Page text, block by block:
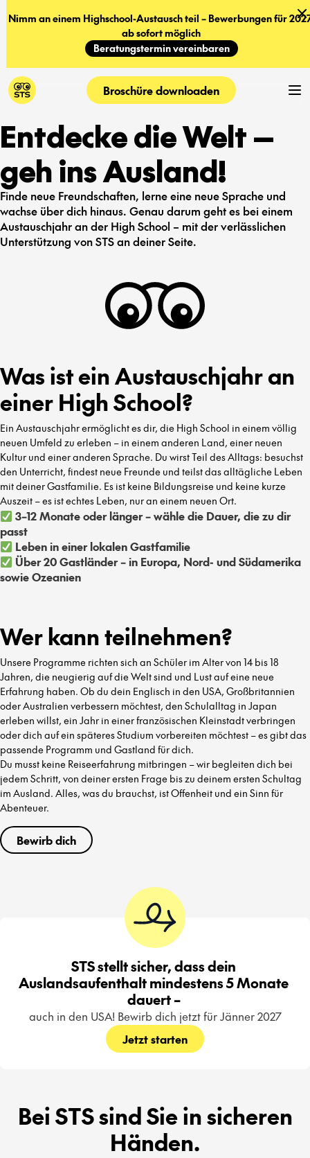
Nimm an einem Highschool-Austausch teil – Bewerbungen für
ab sofort möglich
Beratungstermin vereinbaren
Broschüre downloaden
Entdecke die Welt —
geh ins Ausland!
Finde neue Freundschaften, lerne eine neue Sprache und
wachse über dich hinaus. Genau darum geht es bei einem
Austauschjahr an der High School – mit der verlässlichen
Unterstützung von STS an deiner Seite.
Was ist ein Austauschjahr an
einer High School?
Ein Austauschjahr ermöglicht es dir, die High School in einem völlig
neuen Umfeld zu erleben – in einem anderen Land, einer neuen
Kultur und einer anderen Sprache. Du wirst Teil des Alltags: besuchst
den Unterricht, findest neue Freunde und teilst das alltägliche Leben
mit deiner Gastfamilie. Es ist keine Bildungsreise und keine kurze
Auszeit – es ist echtes Leben, nur an einem neuen Ort.
3–12 Monate oder länger – wähle die Dauer, die zu dir
passt
Leben in einer lokalen Gastfamilie
Über 20 Gastländer – in Europa, Nord- und Südamerika
sowie Ozeanien
Wer kann teilnehmen?
Unsere Programme richten sich an Schüler im Alter von 14 bis 18
Jahren, die neugierig auf die Welt sind und Lust auf eine neue
Erfahrung haben. Ob du dein Englisch in den USA, Großbritannien
oder Australien verbessern möchtest, den Schulalltag in Japan
erleben willst, ein Jahr in einer französischen Kleinstadt verbringen
oder dich auf ein späteres Studium vorbereiten möchtest – es gibt das
passende Programm und Gastland für dich.
Du musst keine Reiseerfahrung mitbringen – wir begleiten dich bei
jedem Schritt, von deiner ersten Frage bis zu deinem ersten Schultag
im Ausland. Alles, was du brauchst, ist Offenheit und ein Sinn für
Abenteuer.
Bewirb dich
STS stellt sicher, dass dein
Auslandsaufenthalt mindestens 5 Monate
dauert –
auch in den USA! Bewirb dich jetzt für Jänner 2027
Jetzt starten
Bei STS sind Sie in sicheren
Händen.